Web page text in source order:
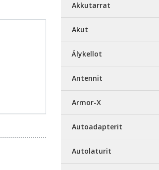
Akkutarrat
Akut
Älykellot
Antennit
Armor-X
Autoadapterit
Autolaturit